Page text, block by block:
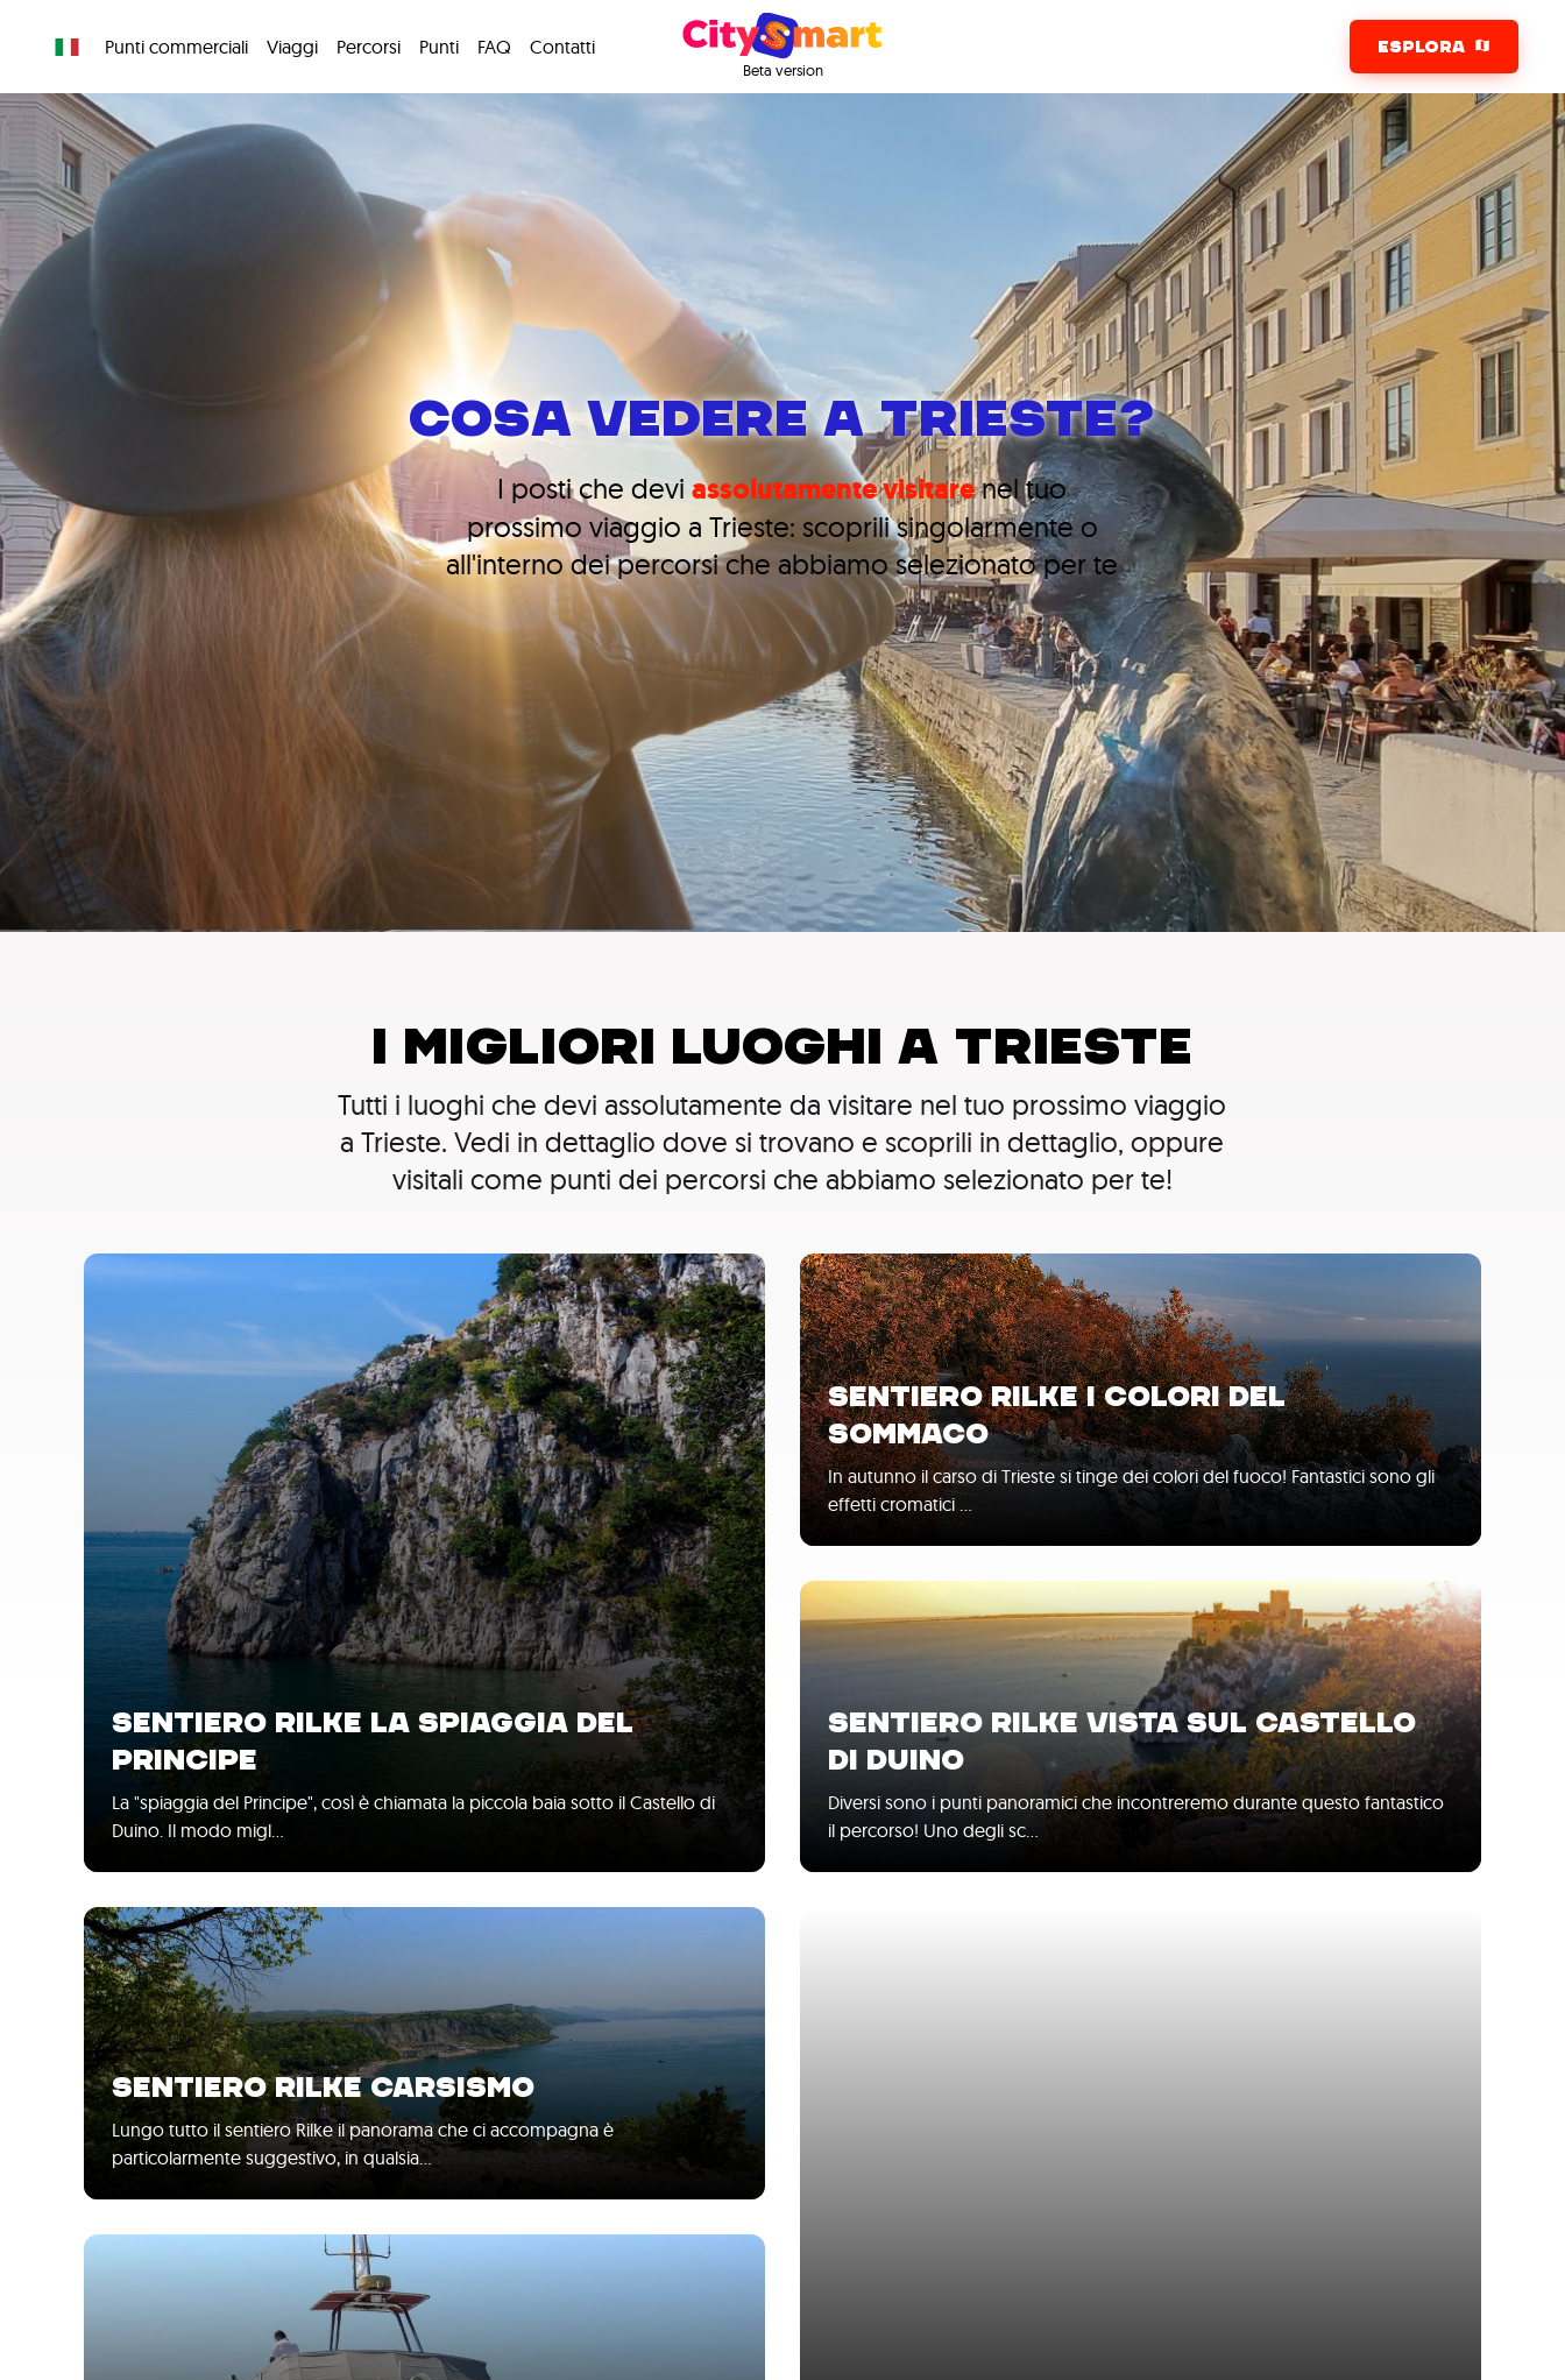
Punti commerciali Viaggi Percorsi Punti FAQ Contatti
Beta version
ESPLORA
COSA VEDERE A TRIESTE?
I posti che deviassolutamente visitarenel tuo
prossimo viaggio a Trieste: scoprili singolarmente o
all'interno dei percorsi che abbiamo selezionato per te
I MIGLIORI LUOGHI A TRIESTE
Tutti i luoghi che devi assolutamente da visitare nel tuo prossimo viaggio
a Trieste. Vedi in dettaglio dove si trovano e scoprili in dettaglio, oppure
visitali come punti dei percorsi che abbiamo selezionato per te!
SENTIERO RILKE LA SPIAGGIA DEL
PRINCIPE
La "spiaggia del Principe", così è chiamata la piccola baia sotto il Castello di
Duino. Il modo migl…
SENTIERO RILKE I COLORI DEL
SOMMACO
In autunno il carso di Trieste si tinge dei colori del fuoco! Fantastici sono gli
effetti cromatici …
SENTIERO RILKE VISTA SUL CASTELLO
DI DUINO
Diversi sono i punti panoramici che incontreremo durante questo fantastico
il percorso! Uno degli sc…
SENTIERO RILKE CARSISMO
Lungo tutto il sentiero Rilke il panorama che ci accompagna è
particolarmente suggestivo, in qualsia…